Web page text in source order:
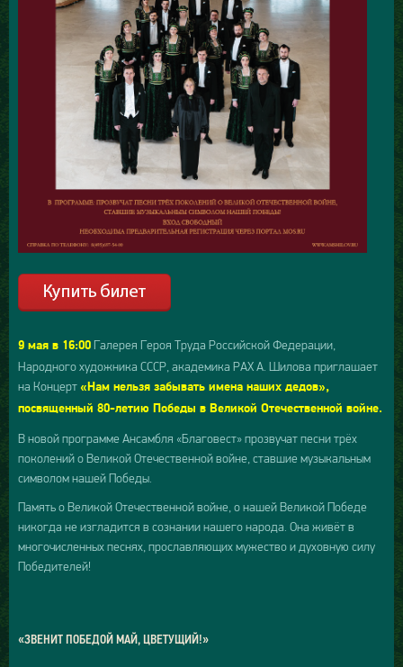
9 мая в 16:00 Галерея Героя Труда Российской Федерации,
Народного художника СССР, академика РАХ А. Шилова приглашает
на Концерт «Нам нельзя забывать имена наших дедов»,
посвященный 80-летию Победы в Великой Отечественной войне.
В новой программе Ансамбля «Благовест» прозвучат песни трёх
поколений о Великой Отечественной войне, ставшие музыкальным
символом нашей Победы.
Память о Великой Отечественной войне, о нашей Великой Победе
никогда не изгладится в сознании нашего народа. Она живёт в
многочисленных песнях, прославляющих мужество и духовную силу
Победителей!
«ЗВЕНИТ ПОБЕДОЙ МАЙ, ЦВЕТУЩИЙ!»